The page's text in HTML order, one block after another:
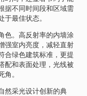
据不同时间段和区域需
最佳状态。
色。高反射率的内墙涂
强室内亮度，减轻直射
合绿色建筑标准，更提
配和表面处理，光线被
。
然采光设计创新的典